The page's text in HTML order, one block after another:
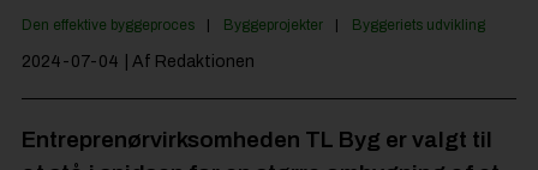
Den effektive byggeproces Byggeprojekter Byggeriets udvikling
2024-07-04 | Af Redaktionen
Entreprenørvirksomheden TL Byg er valgt til